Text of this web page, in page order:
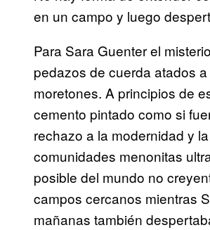
en un campo y luego
Para Sara Guenter el
pedazos de cuerda atados
moretones. A principios de
cemento pintado como si
rechazo a la modernidad y
comunidades menonitas
posible del mundo no
campos cercanos mientras
mañanas también